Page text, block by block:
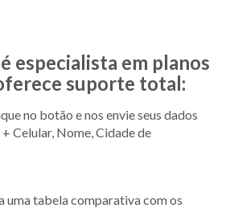
especialista em planos
suporte total:
no botão e nos envie seus dados
Celular, Nome, Cidade de
uma tabela comparativa com os